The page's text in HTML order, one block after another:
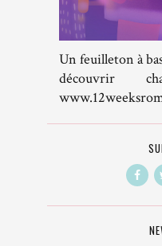
Un feuilleton à
découvrir